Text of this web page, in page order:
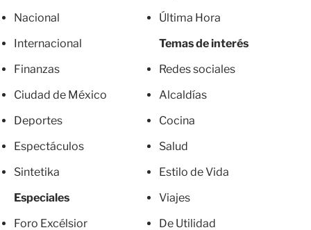
Nacional
Internacional
Finanzas
Ciudad de México
Deportes
Espectáculos
Sintetika
Especiales
Foro Excélsior
Última Hora
Temas de interés
Redes sociales
Alcaldías
Cocina
Salud
Estilo de Vida
Viajes
De Utilidad